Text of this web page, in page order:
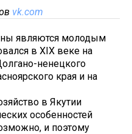
vk.com
являются молодым
в XIX веке на
ненецкого
края и на
в Якутии
особенностей
и поэтому